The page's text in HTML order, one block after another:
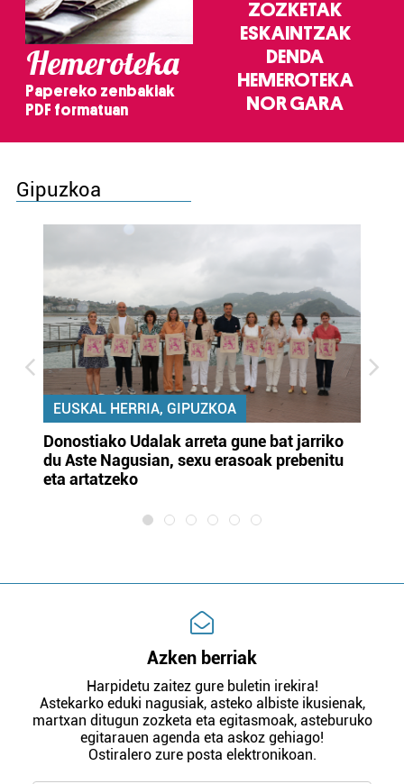
Hemeroteka
Papereko zenbakiak
PDF formatuan
ZOZKETAK
ESKAINTZAK
DENDA
HEMEROTEKA
NOR GARA
Gipuzkoa
EUSKAL HERRIA, GIPUZKOA
Donostiako Udalak arreta gune bat jarriko
du Aste Nagusian, sexu erasoak prebenitu
eta artatzeko
Azken berriak
Harpidetu zaitez gure buletin irekira!
Astekarko eduki nagusiak, asteko albiste ikusienak,
martxan ditugun zozketa eta egitasmoak, asteburuko
egitarauen agenda eta askoz gehiago!
Ostiralero zure posta elektronikoan.